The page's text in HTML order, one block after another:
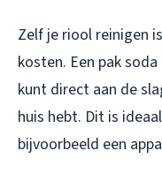
Zelf je riool reinigen
kosten. Een pak
kunt direct aan de
huis hebt. Dit is
bijvoorbeeld een